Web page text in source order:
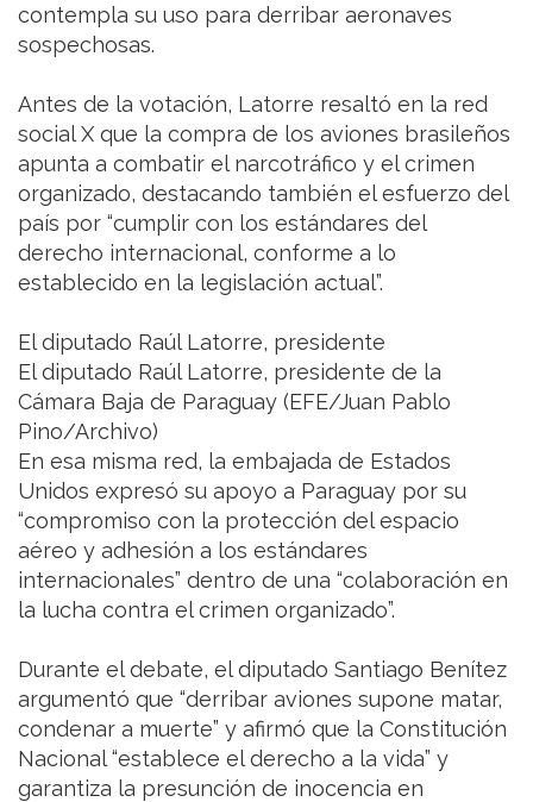
contempla su uso para derribar aeronaves
sospechosas.
Antes de la votación, Latorre resaltó en la red
social X que la compra de los aviones brasileños
apunta a combatir el narcotráfico y el crimen
organizado, destacando también el esfuerzo del
país por “cumplir con los estándares del
derecho internacional, conforme a lo
establecido en la legislación actual”.
El diputado Raúl Latorre, presidente
El diputado Raúl Latorre, presidente de la
Cámara Baja de Paraguay (EFE/Juan Pablo
Pino/Archivo)
En esa misma red, la embajada de Estados
Unidos expresó su apoyo a Paraguay por su
“compromiso con la protección del espacio
aéreo y adhesión a los estándares
internacionales” dentro de una “colaboración en
la lucha contra el crimen organizado”.
Durante el debate, el diputado Santiago Benítez
argumentó que “derribar aviones supone matar,
condenar a muerte” y afirmó que la Constitución
Nacional “establece el derecho a la vida” y
garantiza la presunción de inocencia en